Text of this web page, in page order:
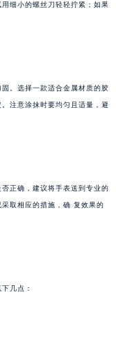
细小的螺丝刀轻轻拧紧；如果
。选择一款适合金属材质的胶
注意涂抹时要均匀且适量，避
正确，建议将手表送到专业的
取相应的措施，确 复效果的
几点：